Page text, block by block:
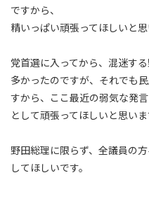
ですから、
精いっぱい頑張ってほしいと思
党首選に入ってから、混迷す
多かったのですが、それでも
すから、ここ最近の弱気な発
として頑張ってほしいと思いま
野田総理に限らず、全議員の
してほしいです。